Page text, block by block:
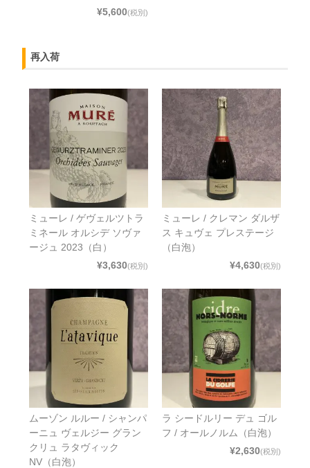
¥5,600(税別)
再入荷
ミューレ / ゲヴェルツトラ
ミネール オルシデ ソヴァ
ージュ 2023（白）
¥3,630(税別)
ミューレ / クレマン ダルザ
ス キュヴェ プレステージ
（白泡）
¥4,630(税別)
ムーゾン ルルー / シャンパ
ーニュ ヴェルジー グラン
クリュ ラタヴィック
NV（白泡）
ラ シードルリー デュ ゴル
フ / オールノルム（白泡）
¥2,630(税別)